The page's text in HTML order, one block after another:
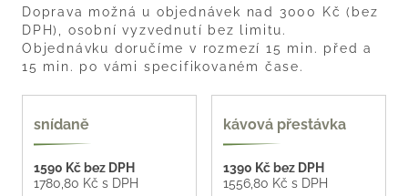
Doprava možná u objednávek nad 3000 Kč (bez
DPH), osobní vyzvednutí bez limitu.
Objednávku doručíme v rozmezí 15 min. před a
15 min. po vámi specifikovaném čase.
snídaně
1590 Kč bez DPH
1780,80 Kč s DPH
oblíbené
kávová přestávka
1390 Kč bez DPH
1556,80 Kč s DPH